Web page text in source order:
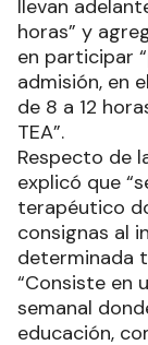
llevan
horas” y
en participar
admisión, en
de 8 a 12
TEA”.
Respecto de
explicó que
terapéutico
consignas al
determinada
“Consiste en
semanal
educación,